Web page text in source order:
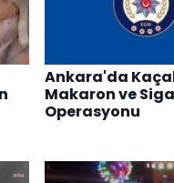
Ankara'da
Makaron ve
Operasyonu